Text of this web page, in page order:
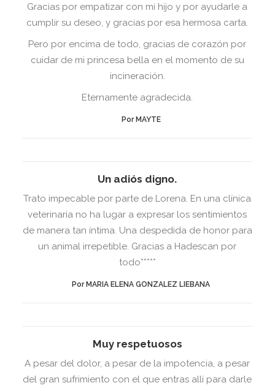
Gracias por empatizar con mi hijo y por ayudarle a
cumplir su deseo, y gracias por esa hermosa carta.
Pero por encima de todo, gracias de corazón por
cuidar de mi princesa bella en el momento de su
incineración.
Eternamente agradecida.
Por MAYTE
Un adiós digno.
Trato impecable por parte de Lorena. En una clínica
veterinaria no ha lugar a expresar los sentimientos
de manera tan íntima. Una despedida de honor para
un animal irrepetible. Gracias a Hadescan por
todo*****
Por MARIA ELENA GONZALEZ LIEBANA
Muy respetuosos
A pesar del dolor, a pesar de la impotencia, a pesar
del gran sufrimiento con el que entras allí para darle